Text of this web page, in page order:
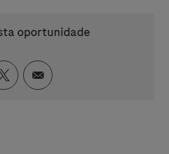
oportunidade
via LinkedInvia Facebook
Compartilhar via twitter
Compartilhar via e-